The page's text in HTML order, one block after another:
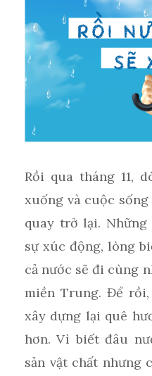
Rồi qua tháng 11,
xuống và cuộc
quay trở lại.
sự xúc động, lòng
cả nước sẽ đi cùng
miền Trung. Để
xây dựng lại quê
hơn. Vì biết đâu
sản vật chất nhưng